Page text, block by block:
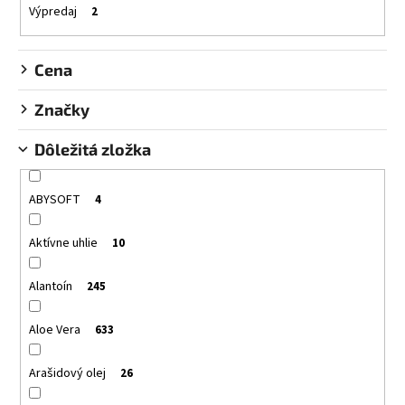
t
o
v
Výpredaj 2
Cena
Značky
Dôležitá zložka
ABYSOFT 4
Aktívne uhlie 10
Alantoín 245
Aloe Vera 633
Arašidový olej 26
€22,95